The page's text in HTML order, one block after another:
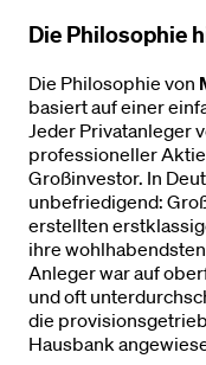
Die Philosophie
Die Philosophie von
basiert auf einer
Jeder Privatanleger
professioneller
Großinvestor. In
unbefriedigend:
erstellten
ihre
Anleger war auf
und oft
die
Hausbank